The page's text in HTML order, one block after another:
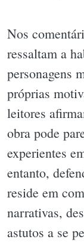
Nos
ressaltam a
personagens
próprias
leitores
obra pode
experientes
entanto,
reside em
narrativas,
astutos a se